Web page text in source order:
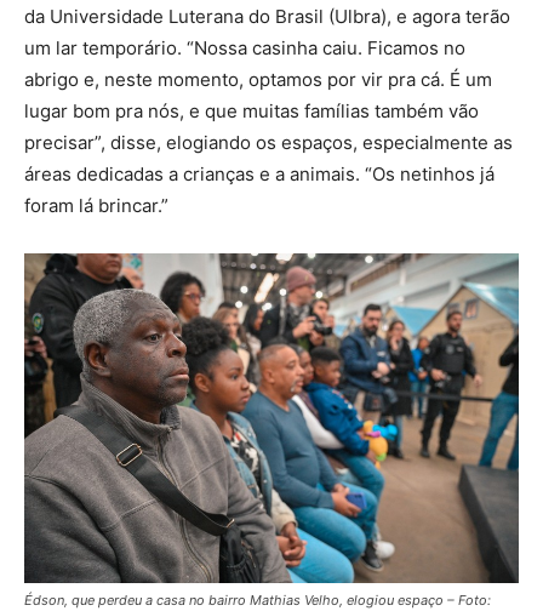
da Universidade Luterana do Brasil (Ulbra), e agora terão
um lar temporário. “Nossa casinha caiu. Ficamos no
abrigo e, neste momento, optamos por vir pra cá. É um
lugar bom pra nós, e que muitas famílias também vão
precisar”, disse, elogiando os espaços, especialmente as
áreas dedicadas a crianças e a animais. “Os netinhos já
foram lá brincar.”
Édson, que perdeu a casa no bairro Mathias Velho, elogiou espaço – Foto: